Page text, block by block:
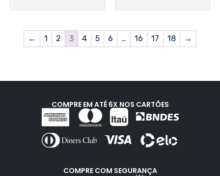
← 1 2 3 4 5 6 … 16 17 18 →
COMPRE EM ATÉ 6X NOS CARTÕES
COMPRE COM SEGURANÇA